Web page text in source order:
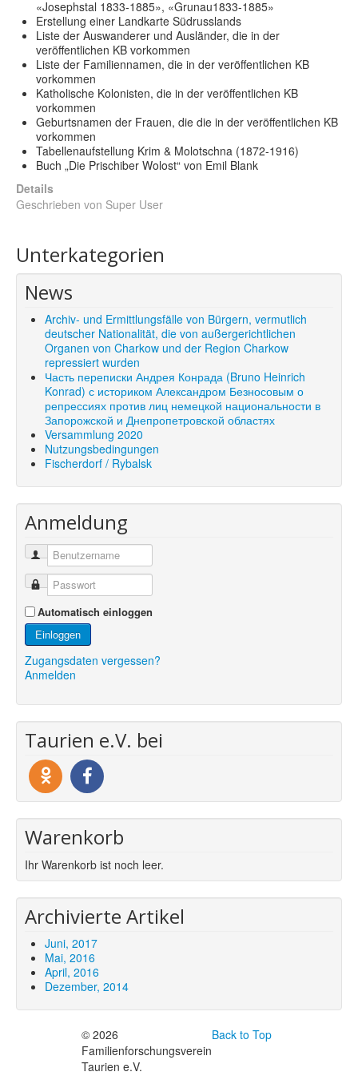
«Josephstal 1833-1885», «Grunau1833-1885»
Erstellung einer Landkarte Südrusslands
Liste der Auswanderer und Ausländer, die in der
veröffentlichen KB vorkommen
Liste der Familiennamen, die in der veröffentlichen KB
vorkommen
Katholische Kolonisten, die in der veröffentlichen KB
vorkommen
Geburtsnamen der Frauen, die die in der veröffentlichen KB
vorkommen
Tabellenaufstellung Krim & Molotschna (1872-1916)
Buch „Die Prischiber Wolost“ von Emil Blank
Details
Geschrieben von Super User
Unterkategorien
News
Archiv- und Ermittlungsfälle von Bürgern, vermutlich
deutscher Nationalität, die von außergerichtlichen
Organen von Charkow und der Region Charkow
repressiert wurden
Часть переписки Андрея Конрада (Bruno Heinrich
Konrad) с историком Александром Безносовым о
репрессиях против лиц немецкой национальности в
Запорожской и Днепропетровской областях
Versammlung 2020
Nutzungsbedingungen
Fischerdorf / Rybalsk
Anmeldung
Automatisch einloggen
Einloggen
Zugangsdaten vergessen?
Anmelden
Taurien e.V. bei
Warenkorb
Ihr Warenkorb ist noch leer.
Archivierte Artikel
Juni, 2017
Mai, 2016
April, 2016
Dezember, 2014
Back to Top
© 2026
Familienforschungsverein
Taurien e.V.